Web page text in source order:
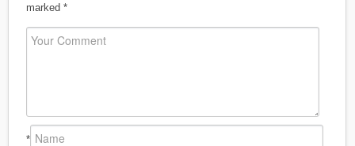
marked *
*